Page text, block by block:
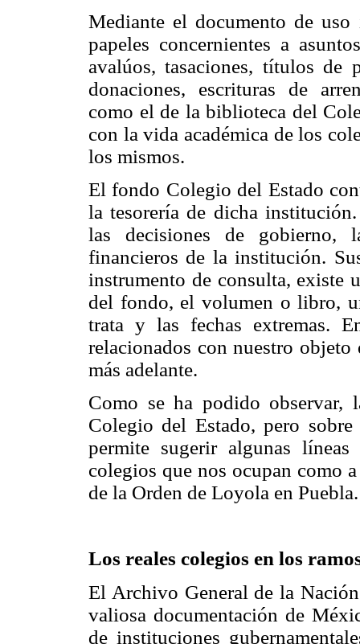
Mediante el documento de
papeles concernientes a
avalúos, tasaciones, títulos de
donaciones, escrituras de
como el de la biblioteca del
con la vida académica de los
los mismos.
El fondo Colegio del Estado
la tesorería de dicha
las decisiones de gobierno,
financieros de la institución.
instrumento de consulta, existe
del fondo, el volumen o libro,
trata y las fechas extremas.
relacionados con nuestro
más adelante.
Como se ha podido observar,
Colegio del Estado, pero
permite sugerir algunas
colegios que nos ocupan como
de la Orden de Loyola en Puebla.
Los reales colegios en los
El Archivo General de la
valiosa documentación de
de instituciones